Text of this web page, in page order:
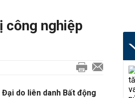
công nghiệp
do liên danh Bất động